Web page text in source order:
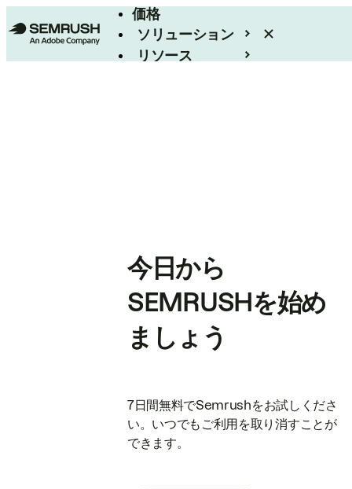
価格
ソリューション
リソース
今日から
SEMRUSHを始め
ましょう
7日間無料でSemrushをお試しくださ
い。いつでもご利用を取り消すことが
できます。